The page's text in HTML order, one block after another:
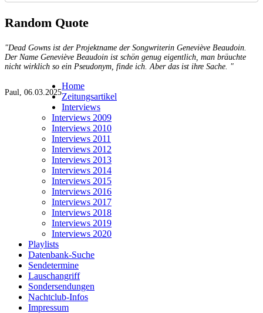
Random Quote
"Dead Gowns ist der Projektname der Songwriterin Geneviève Beaudoin.
Der Name Geneviève Beaudoin ist schön genug eigentlich, man bräuchte
nicht wirklich so ein Pseudonym, finde ich. Aber das ist ihre Sache. "
Paul, 06.03.2025
Home
Zeitungsartikel
Interviews
Interviews 2009
Interviews 2010
Interviews 2011
Interviews 2012
Interviews 2013
Interviews 2014
Interviews 2015
Interviews 2016
Interviews 2017
Interviews 2018
Interviews 2019
Interviews 2020
Playlists
Datenbank-Suche
Sendetermine
Lauschangriff
Sondersendungen
Nachtclub-Infos
Impressum